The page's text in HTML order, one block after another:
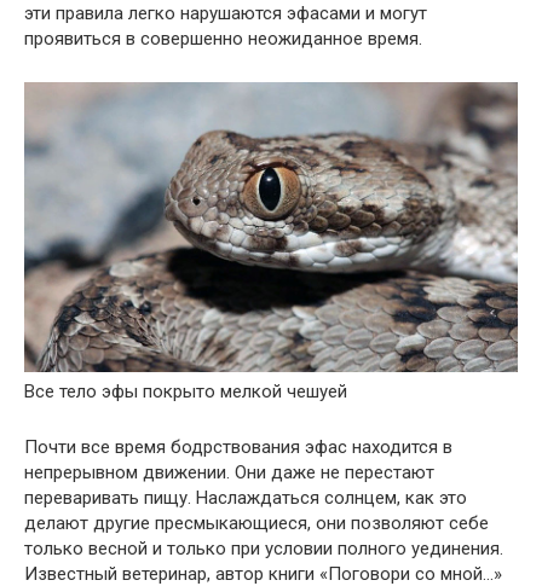
эти правила легко нарушаются эфасами и могут
проявиться в совершенно неожиданное время.
Все тело эфы покрыто мелкой чешуей
Почти все время бодрствования эфас находится в
непрерывном движении. Они даже не перестают
переваривать пищу. Наслаждаться солнцем, как это
делают другие пресмыкающиеся, они позволяют себе
только весной и только при условии полного уединения.
Известный ветеринар, автор книги «Поговори со мной…»